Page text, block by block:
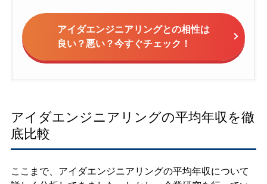
アイダエンジニアリングとの相性は
良い？悪い？今すぐチェック！
アイダエンジニアリングの平均年収を徹
底比較
ここまで、アイダエンジニアリングの平均年収について